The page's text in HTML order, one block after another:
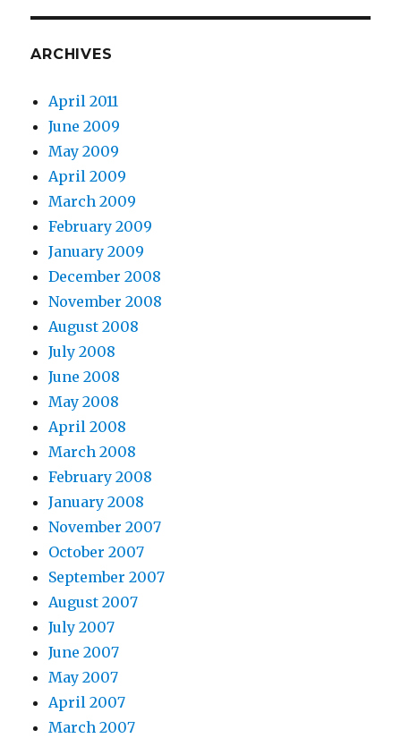
ARCHIVES
April 2011
June 2009
May 2009
April 2009
March 2009
February 2009
January 2009
December 2008
November 2008
August 2008
July 2008
June 2008
May 2008
April 2008
March 2008
February 2008
January 2008
November 2007
October 2007
September 2007
August 2007
July 2007
June 2007
May 2007
April 2007
March 2007